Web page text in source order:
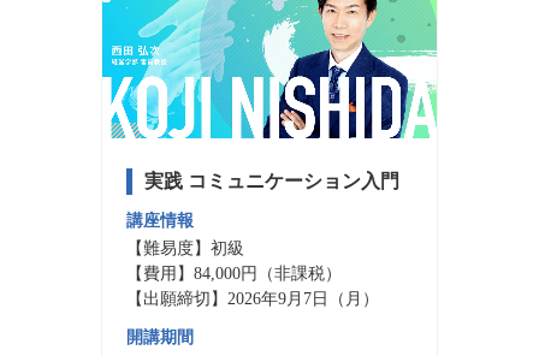
実践 コミュニケーション入門
講座情報
【難易度】初級
【費用】84,000円（非課税）
【出願締切】2026年9月7日（月）
開講期間